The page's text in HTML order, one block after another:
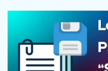
리커버릿 무료
기타
더 많은 솔루션 찾기
삭제된 파일 복구
search